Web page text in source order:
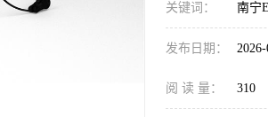
关键词： 南宁
发布日期：
阅 读 量： 310